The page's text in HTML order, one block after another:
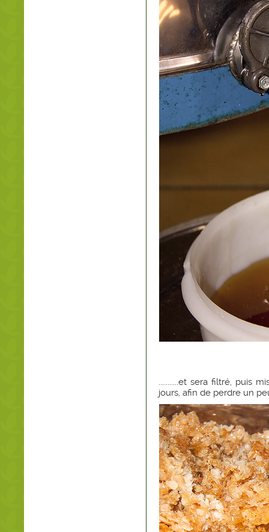
...........et sera filtré, puis
jours, afin de perdre un